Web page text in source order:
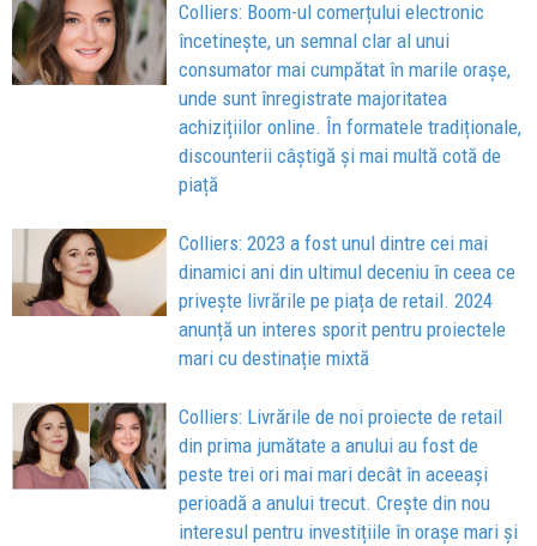
Colliers: Boom-ul comerțului electronic
încetinește, un semnal clar al unui
consumator mai cumpătat în marile orașe,
unde sunt înregistrate majoritatea
achizițiilor online. În formatele tradiționale,
discounterii câștigă și mai multă cotă de
piață
Colliers: 2023 a fost unul dintre cei mai
dinamici ani din ultimul deceniu în ceea ce
privește livrările pe piața de retail. 2024
anunță un interes sporit pentru proiectele
mari cu destinație mixtă
Colliers: Livrările de noi proiecte de retail
din prima jumătate a anului au fost de
peste trei ori mai mari decât în aceeași
perioadă a anului trecut. Crește din nou
interesul pentru investițiile în orașe mari și